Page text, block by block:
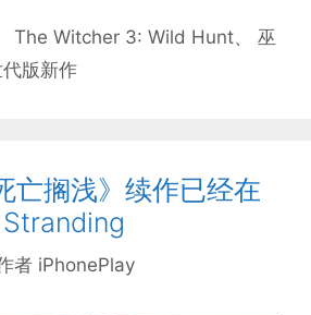
The Witcher 3: Wild Hunt、巫
版新作
亡搁浅》续作已经在
者 iPhonePlay